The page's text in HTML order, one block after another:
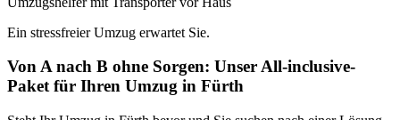
Ein stressfreier Umzug erwartet Sie.
Von A nach B ohne Sorgen: Unser All-inclusive-
Paket für Ihren Umzug in Fürth